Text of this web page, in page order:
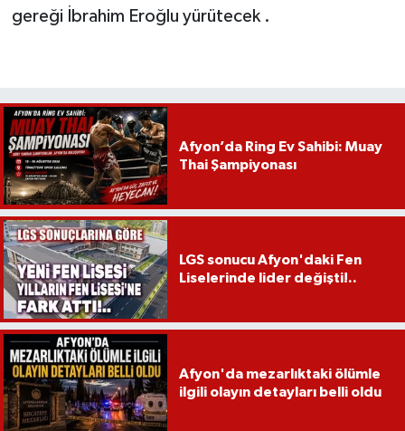
gereği İbrahim Eroğlu yürütecek .
Afyon’da Ring Ev Sahibi: Muay
Thai Şampiyonası
LGS sonucu Afyon'daki Fen
Liselerinde lider değişti!..
Afyon'da mezarlıktaki ölümle
ilgili olayın detayları belli oldu